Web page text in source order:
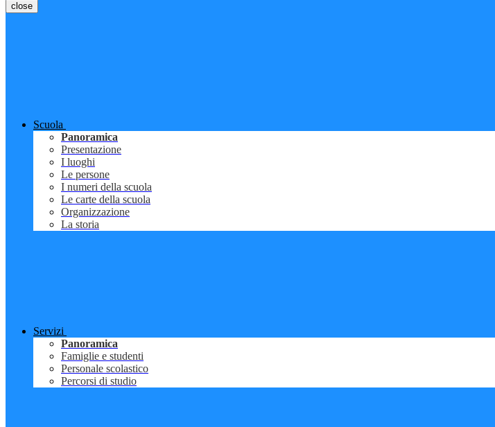
close
Scuola
Panoramica
Presentazione
I luoghi
Le persone
I numeri della scuola
Le carte della scuola
Organizzazione
La storia
Servizi
Panoramica
Famiglie e studenti
Personale scolastico
Percorsi di studio